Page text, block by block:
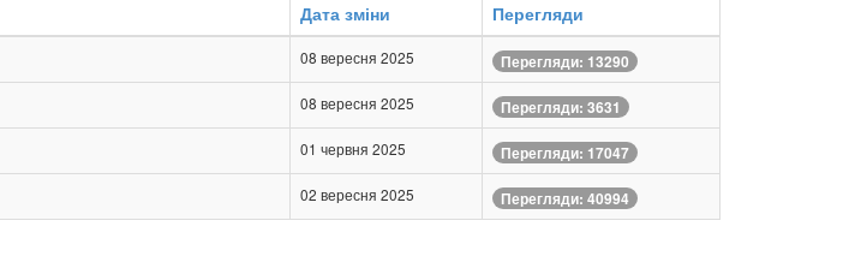
Дата зміни
Перегляди
08 вересня 2025 Перегляди: 13290
08 вересня 2025 Перегляди: 3631
01 червня 2025 Перегляди: 17047
02 вересня 2025 Перегляди: 40994